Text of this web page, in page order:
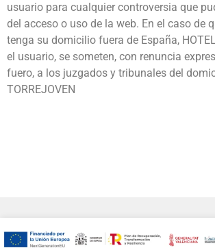
usuario para cualquier controversia que
del acceso o uso de la web. En el caso de
tenga su domicilio fuera de España,
el usuario, se someten, con renuncia
fuero, a los juzgados y tribunales del
TORREJOVEN